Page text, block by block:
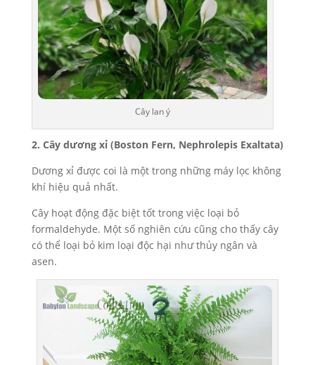
Cây lan ý
2. Cây dương xỉ (Boston Fern, Nephrolepis Exaltata)
Dương xỉ được coi là một trong những máy lọc không
khí hiệu quả nhất.
Cây hoạt động đặc biệt tốt trong việc loại bỏ
formaldehyde. Một số nghiên cứu cũng cho thấy cây
có thể loại bỏ kim loại độc hại như thủy ngân và
asen.